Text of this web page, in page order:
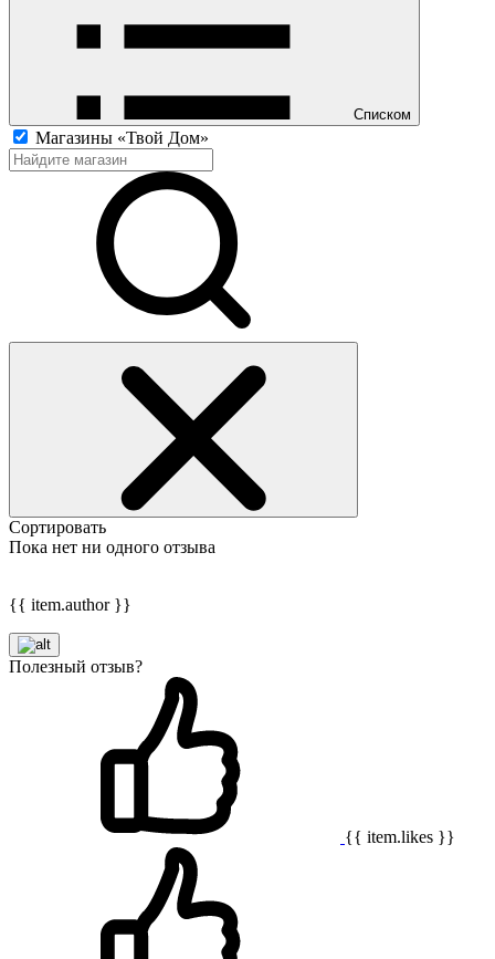
Списком
Магазины «Твой Дом»
Сортировать
Пока нет ни одного отзыва
{{ item.author }}
Полезный отзыв?
{{ item.likes }}